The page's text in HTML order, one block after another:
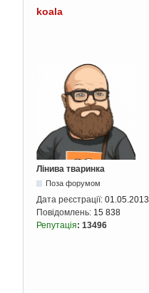
koala
Лінива тваринка
Поза форумом
Дата реєстрації: 01.05.2013
Повідомлень: 15 838
Репутація: 13496